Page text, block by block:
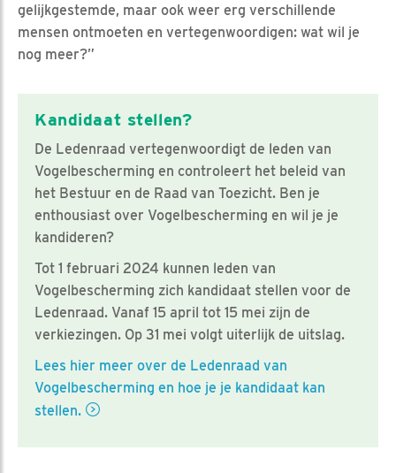
gelijkgestemde, maar ook weer erg verschillende
mensen ontmoeten en vertegenwoordigen: wat wil je
nog meer?”
Kandidaat stellen?
De Ledenraad vertegenwoordigt de leden van
Vogelbescherming en controleert het beleid van
het Bestuur en de Raad van Toezicht. Ben je
enthousiast over Vogelbescherming en wil je je
kandideren?
Tot 1 februari 2024 kunnen leden van
Vogelbescherming zich kandidaat stellen voor de
Ledenraad. Vanaf 15 april tot 15 mei zijn de
verkiezingen. Op 31 mei volgt uiterlijk de uitslag.
Lees hier meer over de Ledenraad van
Vogelbescherming en hoe je je kandidaat kan
stellen.